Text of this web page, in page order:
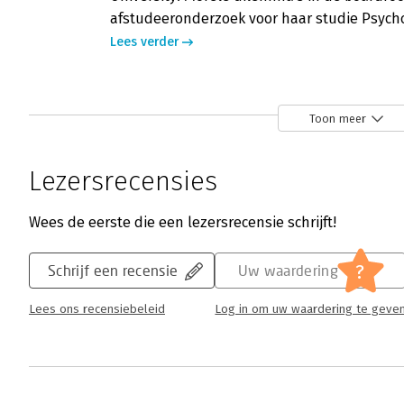
afstudeeronderzoek voor haar studie
Lees verder
Morele dilemma’s in de boardroom -
Als er een ding duidelijk wordt na lezing van
verschillende afwegingen komen.
structuren en processen, maar ook over
commissarissen.
Lees verder
Toon meer
Lezersrecensies
Wees de eerste die een lezersrecensie schrijft!
Schrijf een recensie
Lees ons recensiebeleid
Uw waardering ?
Log in om uw waardering te geven